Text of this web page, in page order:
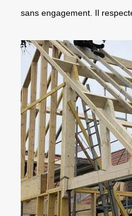
sans engagement. Il